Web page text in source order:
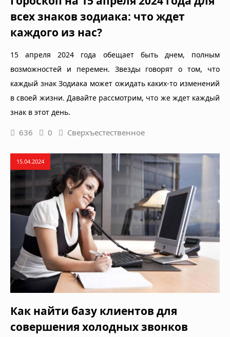
всех знаков зодиака: что ждет
каждого из нас?
15 апреля 2024 года обещает быть днем, полным
возможностей и перемен. Звезды говорят о том, что
каждый знак Зодиака может ожидать каких-то изменений
в своей жизни. Давайте рассмотрим, что же ждет каждый
знак в этот день.
636 0 Сверхъестественное
15.04.2024
Как найти базу клиентов для
совершения холодных звонков